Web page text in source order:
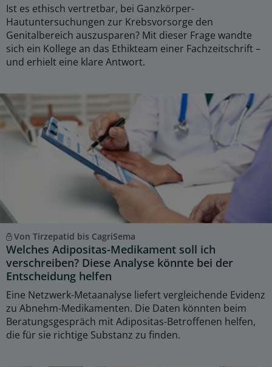
Ist es ethisch vertretbar, bei Ganzkörper-
Hautuntersuchungen zur Krebsvorsorge den
Genitalbereich auszusparen? Mit dieser Frage wandte
sich ein Kollege an das Ethikteam einer Fachzeitschrift –
und erhielt eine klare Antwort.
Von Tirzepatid bis CagriSema
Welches Adipositas-Medikament soll ich
verschreiben? Diese Analyse könnte bei der
Entscheidung helfen
Eine Netzwerk-Metaanalyse liefert vergleichende Evidenz
zu Abnehm-Medikamenten. Die Daten könnten beim
Beratungsgespräch mit Adipositas-Betroffenen helfen,
die für sie richtige Substanz zu finden.